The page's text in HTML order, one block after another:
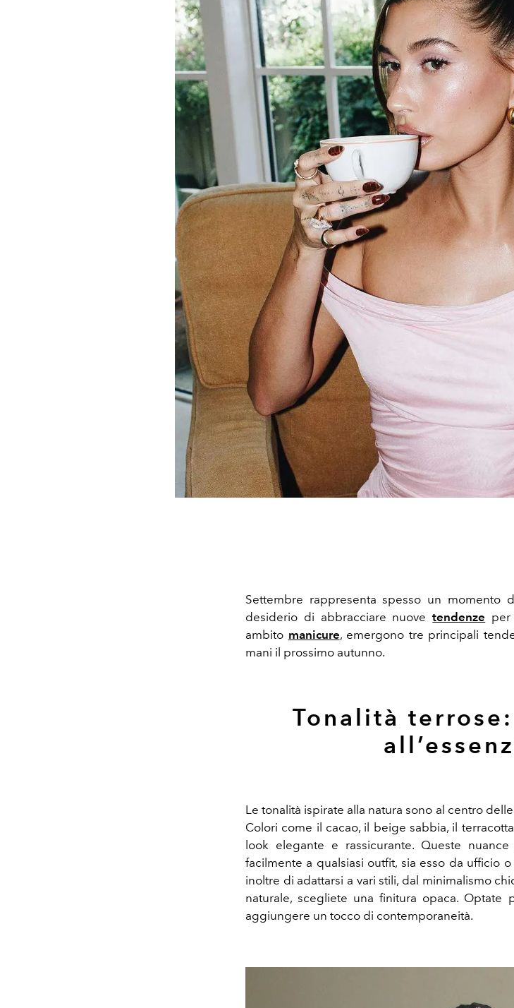
Settembre rappresenta spesso un momento
desiderio di abbracciare nuovetendenze
ambito manicure, emergono tre principali
mani il prossimo autunno.
Tonalità
Le tonalità ispirate alla natura sono al centro
Colori come il cacao, il beige sabbia, il
look elegante e rassicurante. Queste
facilmente a qualsiasi outfit, sia esso da ufficio
inoltre di adattarsi a vari stili, dal minimalismo
naturale, scegliete una finitura opaca. Optate
aggiungere un tocco di contemporaneità.